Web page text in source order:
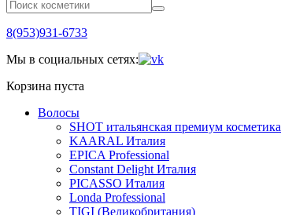
8(953)931-6733
Мы в социальных сетях:
Корзина пуста
Волосы
SHOT итальянская премиум косметика
KAARAL Италия
EPICA Professional
Constant Delight Италия
PICASSO Италия
Londa Professional
TIGI (Великобритания)